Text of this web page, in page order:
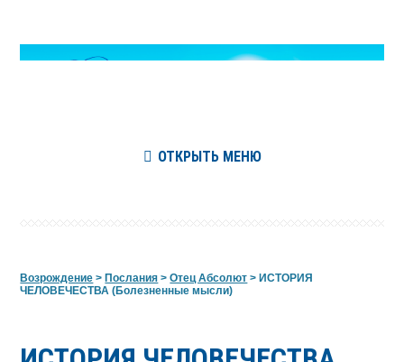
ОТКРЫТЬ МЕНЮ
Возрождение >Послания >Отец Абсолют >ИСТОРИЯ
ЧЕЛОВЕЧЕСТВА (Болезненные мысли)